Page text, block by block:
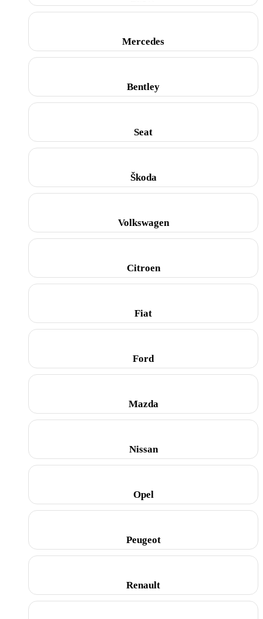
Mercedes
Bentley
Seat
Škoda
Volkswagen
Citroen
Fiat
Ford
Mazda
Nissan
Opel
Peugeot
Renault